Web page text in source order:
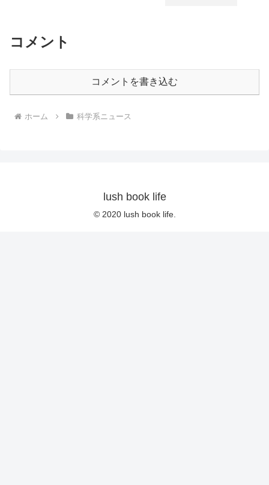
コメント
コメントを書き込む
ホーム 科学系ニュース
lush book life
© 2020 lush book life.